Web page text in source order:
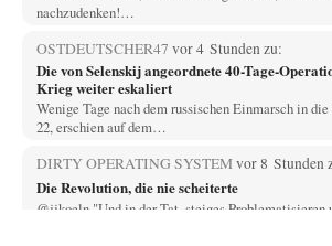
nachzudenken!…
OSTDEUTSCHER47 vor 4 Stunden zu:
Die von Selenskij angeordnete 40-Tage-
Krieg weiter eskaliert
Wenige Tage nach dem russischen Einmarsch in
22, erschien auf dem…
DIRTY OPERATING SYSTEMvor 8 Stunden
Die Revolution, die nie scheiterte
@jjkoeln "Und in der Tat, steiges Problematisieren